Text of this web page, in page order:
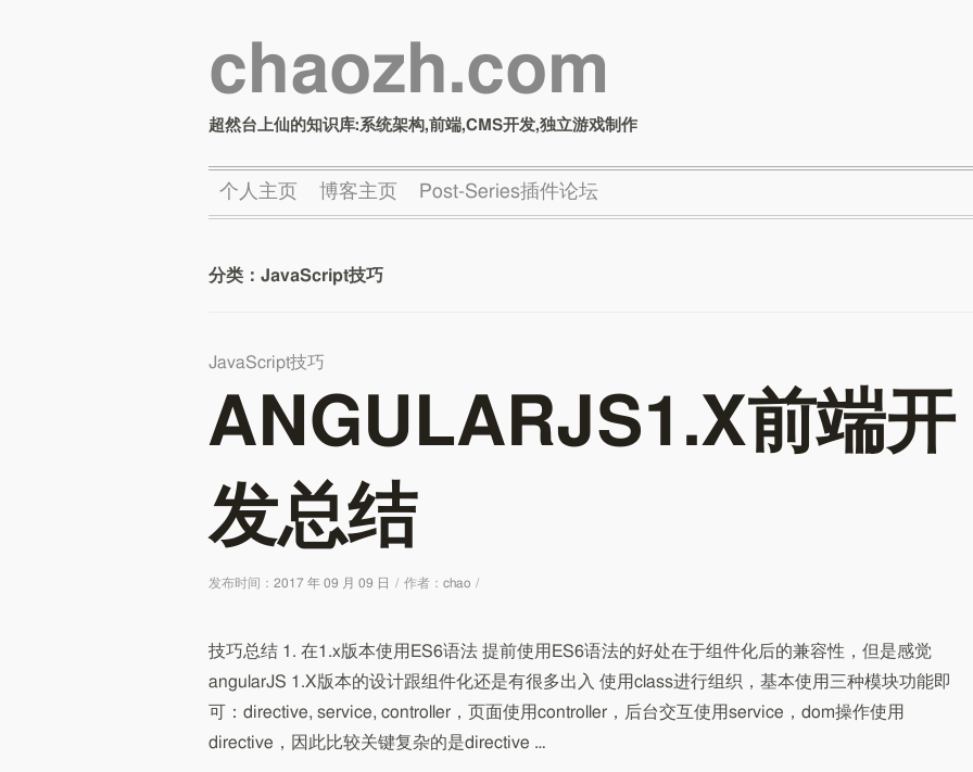
chaozh.com
超然台上仙的知识库:系统架构,前端,CMS开发,独立游戏制作
个人主页 博客主页 Post-Series插件论坛
分类： JavaScript技巧
JavaScript技巧
ANGULARJS1.X前端开
发总结
发布时间： 2017 年 09 月 09 日 / 作者： chao /
技巧总结 1. 在1.x版本使用ES6语法 提前使用ES6语法的好处在于组件化后的兼容性，但是感觉
angularJS 1.X版本的设计跟组件化还是有很多出入 使用class进行组织，基本使用三种模块功能即
可：directive, service, controller，页面使用controller，后台交互使用service，dom操作使用
directive，因此比较关键复杂的是directive …